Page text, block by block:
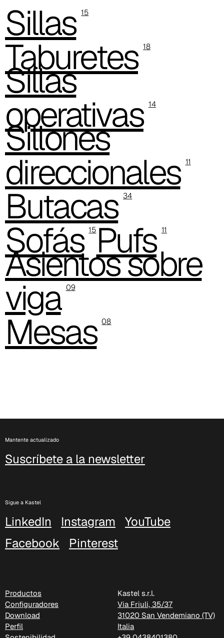
C 381
C 383
Sillas 15
Taburetes 18
Sillas
operativas 14
Sillones
direccionales 11
Butacas 34
Sofás 15Pufs 11
Asientos sobre
viga 09
Mesas 08
Mantente actualizado
Suscríbete a la newsletter
Sigue a Kastel
LinkedIn Instagram
YouTube
Facebook
Pinterest
Productos
Configuradores
Download
Perfil
Kastel s.r.l.
Via Friuli, 35/37
31020 San Vendemiano (TV)
Italia